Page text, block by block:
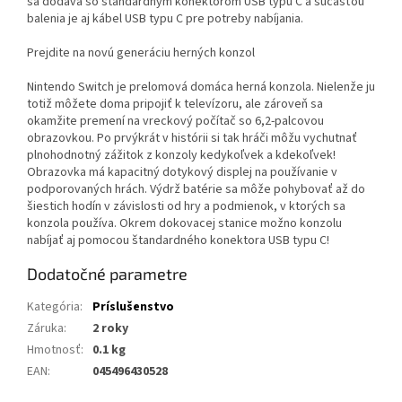
balenia je aj kábel USB typu C pre potreby nabíjania.
Prejdite na novú generáciu herných konzol
Nintendo Switch je prelomová domáca herná konzola. Nielenže ju
totiž môžete doma pripojiť k televízoru, ale zároveň sa
okamžite premení na vreckový počítač so 6,2-palcovou
obrazovkou. Po prvýkrát v histórii si tak hráči môžu vychutnať
plnohodnotný zážitok z konzoly kedykoľvek a kdekoľvek!
Obrazovka má kapacitný dotykový displej na používanie v
podporovaných hrách. Výdrž batérie sa môže pohybovať až do
šiestich hodín v závislosti od hry a podmienok, v ktorých sa
konzola používa. Okrem dokovacej stanice možno konzolu
nabíjať aj pomocou štandardného konektora USB typu C!
Dodatočné parametre
Kategória:
Príslušenstvo
Záruka:
2 roky
Hmotnosť: 0.1 kg
EAN: 045496430528